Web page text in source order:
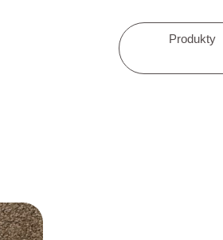
Produkty